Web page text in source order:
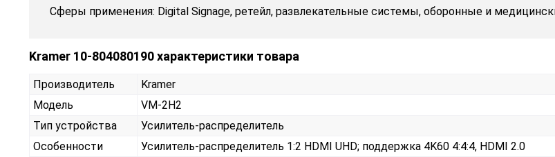
Сферы применения: Digital Signage, ретейл, развлекательные системы, оборонные и
Kramer 10-804080190 характеристики товара
Производитель
Kramer
Модель
VM-2H2
Тип устройства
Усилитель-распределитель
Особенности
Усилитель-распределитель 1:2 HDMI UHD; поддержка 4K60 4:4:4, HDMI 2.0